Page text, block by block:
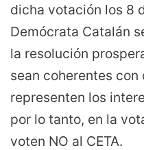
dicha votación los 8
Demócrata Catalán
la resolución
sean coherentes
representen los
por lo tanto, en la
voten NO al CETA.